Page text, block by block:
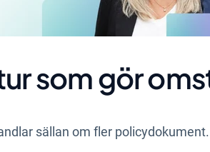
som gör
sällan om fler